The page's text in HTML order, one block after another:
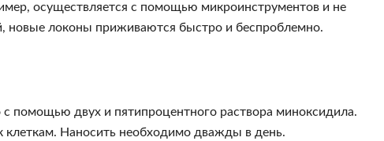
осуществляется с помощью микроинструментов и не
новые локоны приживаются быстро и беспроблемно.
помощью двух и пятипроцентного раствора миноксидила.
клеткам. Наносить необходимо дважды в день.